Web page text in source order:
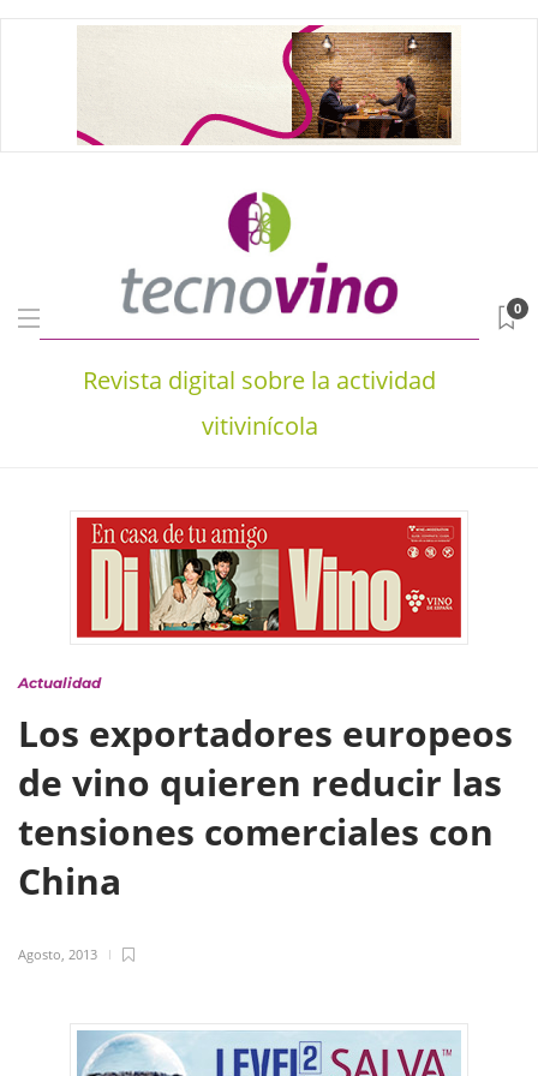
Revista digital sobre la actividad
vitivinícola
0
Actualidad
Los exportadores europeos
de vino quieren reducir las
tensiones comerciales con
China
Agosto, 2013